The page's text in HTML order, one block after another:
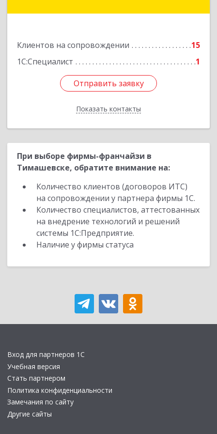
Клиентов на сопровождении
15
1С:Специалист
1
Отправить заявку
Показать контакты
Отправить заявку
Назад
При выборе фирмы-франчайзи в
Тимашевске, обратите внимание на:
Количество клиентов (договоров ИТС)
на сопровождении у партнера фирмы 1С.
Количество специалистов, аттестованных
на внедрение технологий и решений
системы 1С:Предприятие.
Наличие у фирмы статуса
Вход для партнеров 1С
Учебная версия
Стать партнером
Политика конфиденциальности
Замечания по сайту
Другие сайты